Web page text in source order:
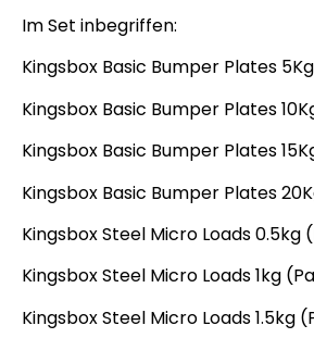
Im Set inbegriffen:
Kingsbox Basic Bumper Plates
Kingsbox Basic Bumper Plates
Kingsbox Basic Bumper Plates
Kingsbox Basic Bumper Plates
Kingsbox Steel Micro Loads 0.5kg
Kingsbox Steel Micro Loads 1kg
Kingsbox Steel Micro Loads 1.5kg